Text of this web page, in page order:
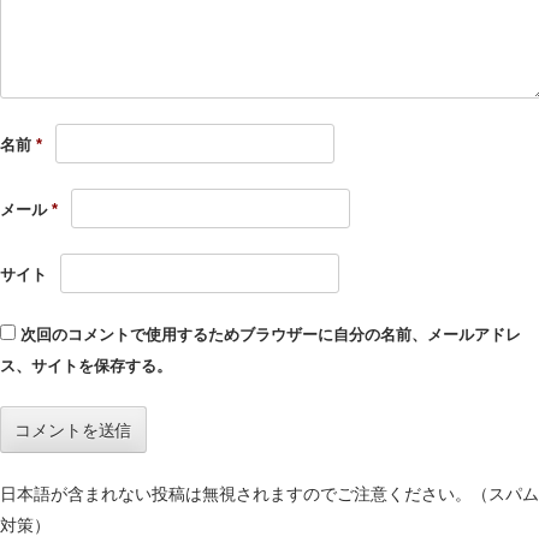
名前 *
メール *
サイト
次回のコメントで使用するためブラウザーに自分の名前、メールアドレ
ス、サイトを保存する。
日本語が含まれない投稿は無視されますのでご注意ください。（スパム
対策）